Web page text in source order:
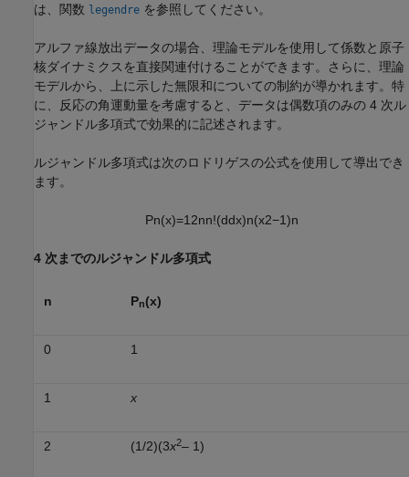
は、関数 legendre を参照してください。
アルファ線放出データの場合、理論モデルを使用して係数と原子
核ダイナミクスを直接関連付けることができます。さらに、理論
モデルから、上に示した無限和についての制約が導かれます。特
に、反応の角運動量を考慮すると、データは偶数項のみの 4 次ル
ジャンドル多項式で効果的に記述されます。
ルジャンドル多項式は次のロドリゲスの公式を使用して導出でき
ます。
Pn(x)=1 2nn!(ddx)n(x2−1)n
4 次までのルジャンドル多項式
n Pn(x)
0 1
1 x
2 (1/2)(3x2– 1)